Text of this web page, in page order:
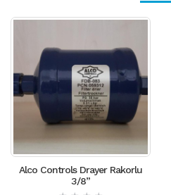
Alco Controls Drayer Rakorlu
3/8”